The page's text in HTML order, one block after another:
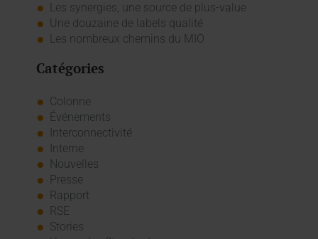
Les synergies, une source de plus-value
Une douzaine de labels qualité
Les nombreux chemins du MIO
Catégories
Colonne
Événements
Interconnectivité
Interne
Nouvelles
Presse
Rapport
RSE
Stories